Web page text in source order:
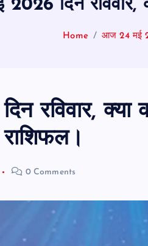
दिन रविवार,
Home आज 24 मई
रविवार,
0 Comments